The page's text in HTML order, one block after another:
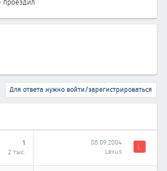
проездил
Для ответа нужно войти/зарегистрироваться
1
2 тыс.
08.09.2004
Lexus
L